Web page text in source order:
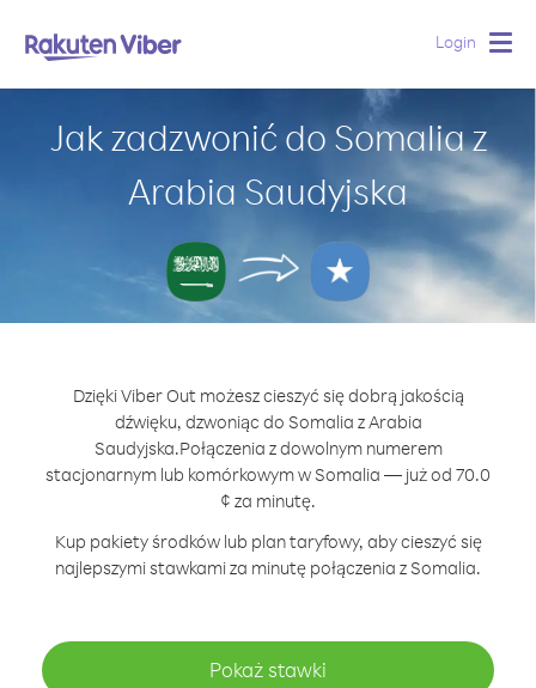
Login
Jak zadzwonić do Somalia z
Arabia Saudyjska
Dzięki Viber Out możesz cieszyć się dobrą jakością
dźwięku, dzwoniąc do Somalia z Arabia
Saudyjska.Połączenia z dowolnym numerem
stacjonarnym lub komórkowym w Somalia — już od 70.0
¢ za minutę.
Kup pakiety środków lub plan taryfowy, aby cieszyć się
najlepszymi stawkami za minutę połączenia z Somalia.
Pokaż stawki